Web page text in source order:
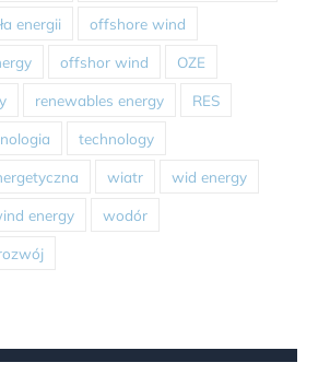
energii offshore wind
offshor wind OZE
renewables energy RES
technology
wiatr wid energy
energy wodór